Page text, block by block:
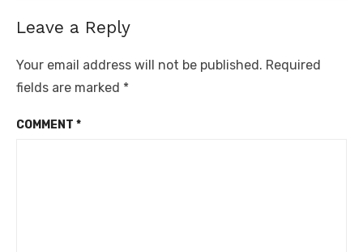
Leave a Reply
Your email address will not be published. Required
fields are marked *
COMMENT *